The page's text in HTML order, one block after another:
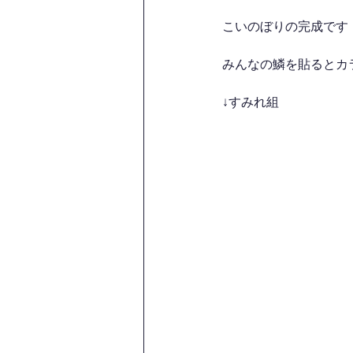
こいのぼりの完成です
みんなの鱗を貼るとカ
↓すみれ組